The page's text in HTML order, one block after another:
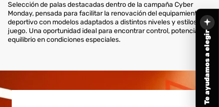
Selección de palas destacadas dentro de la campaña Cyber
Monday, pensada para facilitar la renovación del equipamiento
deportivo con modelos adaptados a distintos niveles y estilos de
juego. Una oportunidad ideal para encontrar control, potencia o
equilibrio en condiciones especiales.
Te ayudamos a elegir